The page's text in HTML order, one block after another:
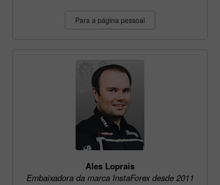
Para a página pessoal
Ales Loprais
Embaixadora da marca InstaForex desde 2011